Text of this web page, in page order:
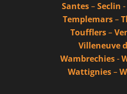
Santes–Seclin -
Templemars–
Toufflers–
Villeneuve
Wambrechies-
Wattignies–